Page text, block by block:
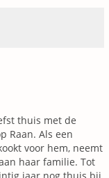
thuis met de
Raan. Als een
voor hem, neemt
haar familie. Tot